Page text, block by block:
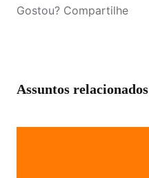
Gostou? Compartilhe
Assuntos relacionados